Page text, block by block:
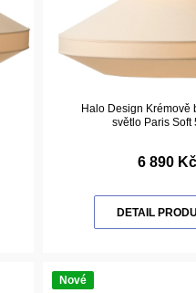
Halo Design Krémově
světlo Paris Soft
6 890 Kč
DETAIL
Nové